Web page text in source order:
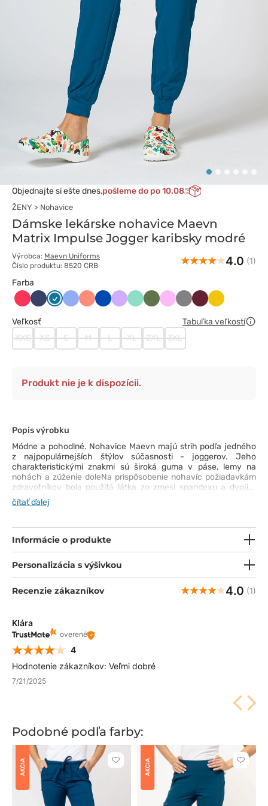
Objednajte si ešte dnes,pošleme do po 10.08
ŽENY Nohavice
Dámske lekárske nohavice Maevn
Matrix Impulse Jogger karibsky modré
Výrobca: Maevn Uniforms
Číslo produktu: 8520 CRB
4.0 (1)
Farba
Arbuzowy
Ciemny
KaraibskiKlasyczny
KoralowyKrólewskiLawendowy
MiętowyOliwkowy
Różowy
Szary Wiśniowy
Żółty
Veľkosť
Tabuľka veľkostí
XXS
XS S M L XL 2XL 3XL
Produkt nie je k dispozícii.
Popis výrobku
Módne a pohodlné. Nohavice Maevn majú strih podľa jedného
z najpopulárnejších štýlov súčasnosti - joggerov. Jeho
charakteristickými znakmi sú široká guma v páse, lemy na
nohách a zúženie doleNa prispôsobenie nohavíc požiadavkám
zdravotníkov bola použitá látka zo zmesi spandexu a dvojité
prešívanie a bolo pridaných niekoľko funkčných vreciek. Tento
model nohavíc dokazuje, že pohodlie a praktickosť môžu ísť ruka
čítať ďalej
Informácie o produkte
Personalizácia s výšivkou
Recenzie zákazníkov 4.0 (1)
Klára
overené
4
Hodnotenie zákazníkov: Veľmi dobré
7/21/2025
Podobné podľa farby:
AKCIA
Kliknite
AKCIA
Kliknite